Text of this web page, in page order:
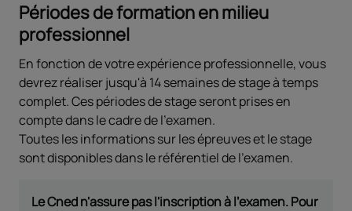
Périodes de formation en milieu
professionnel
En fonction de votre expérience professionnelle, vous
devrez réaliser jusqu'à 14 semaines de stage à temps
complet. Ces périodes de stage seront prises en
compte dans le cadre de l'examen.
Toutes les informations sur les épreuves et le stage
sont disponibles dans le référentiel de l'examen.
Le Cned n'assure pas l'inscription à l'examen. Pour